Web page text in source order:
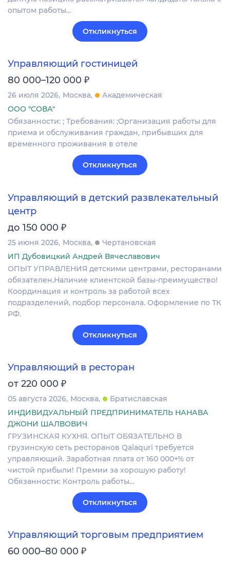
опытом работы…
Откликнуться
Управляющий гостиницей
80 000–120 000 ₽
26 июля 2026 Москва
Академическая
ООО "СОВА"
Обязанности: ; Требования: ;Организация работы для
приема и обслуживания граждан, прибывших для
временного проживания в отеле
Откликнуться
Управляющий в детский развлекательный
центр
до 150 000 ₽
25 июня 2026 Москва
Чертановская
ИП Дубовицкий Андрей Вячеславович
ОПЫТ УПРАВЛЕНИЯ детскими центрами, ресторанами
обязателен.Наличие клиентской базы-преимущество!
Координация и контроль за работой всех
подразделений, подбор персонала. Оформление по ТК
РФ.
Откликнуться
Управляющий в ресторан
от 220 000 ₽
05 августа 2026 Москва
Братиславская
ИНДИВИДУАЛЬНЫЙ ПРЕДПРИНИМАТЕЛЬ НАНАВА
ДЖОНИ ШАЛВОВИЧ
ГРУЗИНСКАЯ КУХНЯ. ОПЫТ ОБЯЗАТЕЛЬНО В
грузинскую сеть ресторанов Qalaquri требуется
управляющий. Заработная плата от 160 000+% от
чистой прибыли! Премии за хорошую работу!
Обязанности: Контроль работы…
Откликнуться
Управляющий торговым предприятием
60 000–80 000 ₽